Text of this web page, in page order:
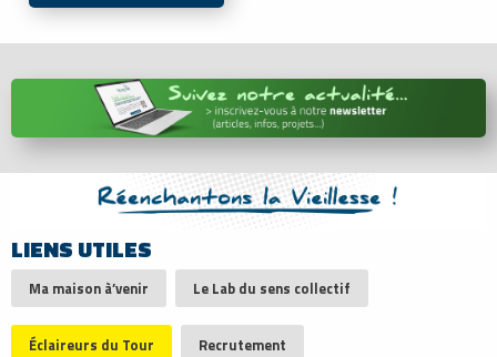
LIENS UTILES
Ma maison à’venir Le Lab du sens collectif
Éclaireurs du Tour Recrutement